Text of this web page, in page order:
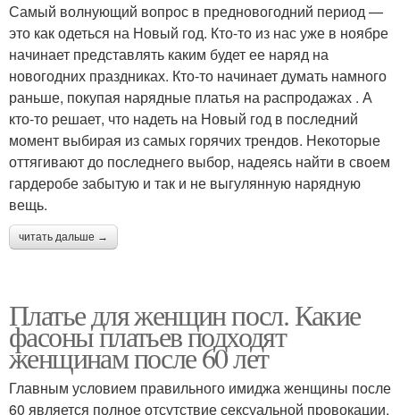
Самый волнующий вопрос в предновогодний период —
это как одеться на Новый год. Кто-то из нас уже в ноябре
начинает представлять каким будет ее наряд на
новогодних праздниках. Кто-то начинает думать намного
раньше, покупая нарядные платья на распродажах . А
кто-то решает, что надеть на Новый год в последний
момент выбирая из самых горячих трендов. Некоторые
оттягивают до последнего выбор, надеясь найти в своем
гардеробе забытую и так и не выгулянную нарядную
вещь.
читать дальше →
Платье для женщин посл. Какие
фасоны платьев подходят
женщинам после 60 лет
Главным условием правильного имиджа женщины после
60 является полное отсутствие сексуальной провокации.